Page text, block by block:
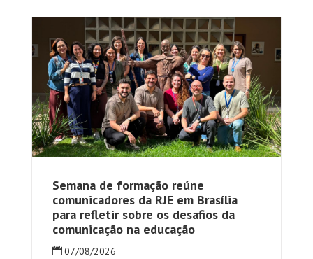
Semana de formação reúne
comunicadores da RJE em Brasília
para refletir sobre os desafios da
comunicação na educação
07/08/2026